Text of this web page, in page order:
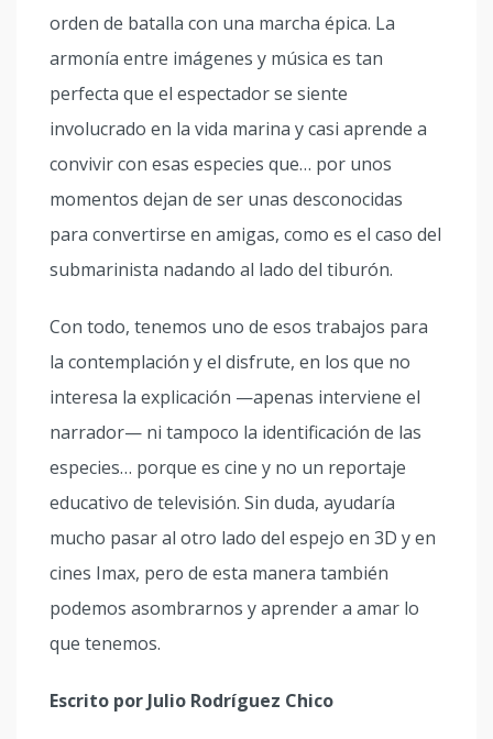
orden de batalla con una marcha épica. La
armonía entre imágenes y música es tan
perfecta que el espectador se siente
involucrado en la vida marina y casi aprende a
convivir con esas especies que… por unos
momentos dejan de ser unas desconocidas
para convertirse en amigas, como es el caso del
submarinista nadando al lado del tiburón.
Con todo, tenemos uno de esos trabajos para
la contemplación y el disfrute, en los que no
interesa la explicación —apenas interviene el
narrador— ni tampoco la identificación de las
especies… porque es cine y no un reportaje
educativo de televisión. Sin duda, ayudaría
mucho pasar al otro lado del espejo en 3D y en
cines Imax, pero de esta manera también
podemos asombrarnos y aprender a amar lo
que tenemos.
Escrito por Julio Rodríguez Chico